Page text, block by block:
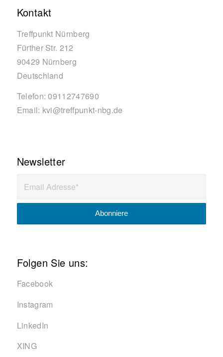
Kontakt
Treffpunkt Nürnberg
Fürther Str. 212
90429 Nürnberg
Deutschland
Telefon:09112747690
Email: kvi@treffpunkt-nbg.de
Newsletter
Folgen Sie uns:
Facebook
Instagram
LinkedIn
XING